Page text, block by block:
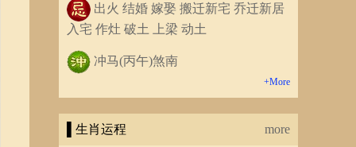
出火 结婚 嫁娶 搬迁新宅 乔迁新居
入宅 作灶 破土 上梁 动土
冲马(丙午)煞南
+More
▌生肖运程 more